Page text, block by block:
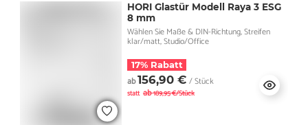
HORI Glastür Modell Raya 3 ESG
8 mm
Wählen Sie Maße & DIN-Richtung, Streifen
klar/matt, Studio/Office
17% Rabatt
ab156,90 € / Stück
statt ab189,95 €/Stück